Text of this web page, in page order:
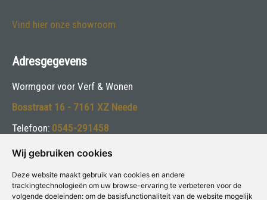
Wij gebruiken cookies
Deze website maakt gebruik van cookies en andere
trackingtechnologieën om uw browse-ervaring te verbeteren voor de
volgende doeleinden: om de basisfunctionaliteit van de website mogelijk
Vind hier onze showroom
Adresgegevens
Wormgoor voor Verf & Wonen
Bosstraat 16 - 7161 XZ Neede
Telefoon: 0545-291458
E-mail:dinja@wormgoorschilders.nl
Volg ons: